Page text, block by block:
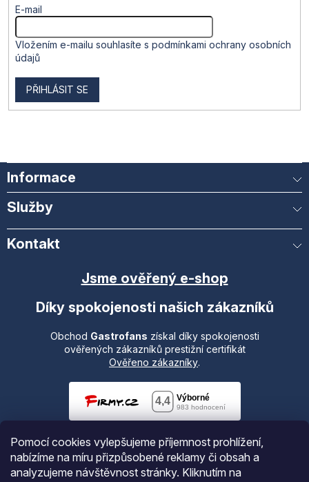
Pomocí cookies vylepšujeme příjemnost prohlížení,
nabízíme na míru přizpůsobené reklamy či obsah a
analyzujeme návštěvnost stránky. Kliknutím na
E-mail
Vložením e-mailu souhlasíte s podmínkami ochrany osobních
údajů
PŘIHLÁSIT SE
Informace
Služby
Kontakt
Jsme ověřený e-shop
Díky spokojenosti našich zákazníků
Obchod Gastrofans získal díky spokojenosti
ověřených zákazníků prestižní certifikát
Ověřeno zákazníky.